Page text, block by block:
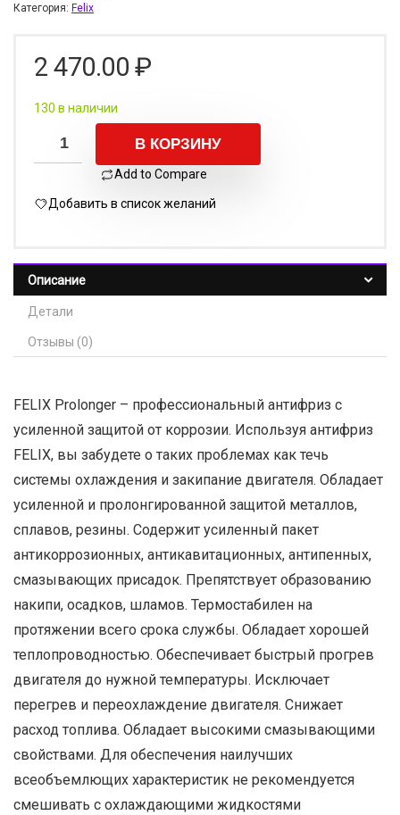
Категория: Felix
2 470.00 ₽
130 в наличии
В КОРЗИНУ
Add to Compare
Добавить в список желаний
Описание
Детали
Отзывы (0)
FELIX Prolonger – профессиональный антифриз с
усиленной защитой от коррозии. Используя антифриз
FELIX, вы забудете о таких проблемах как течь
системы охлаждения и закипание двигателя. Обладает
усиленной и пролонгированной защитой металлов,
сплавов, резины. Содержит усиленный пакет
антикоррозионных, антикавитационных, антипенных,
смазывающих присадок. Препятствует образованию
накипи, осадков, шламов. Термостабилен на
протяжении всего срока службы. Обладает хорошей
теплопроводностью. Обеспечивает быстрый прогрев
двигателя до нужной температуры. Исключает
перегрев и переохлаждение двигателя. Снижает
расход топлива. Обладает высокими смазывающими
свойствами. Для обеспечения наилучших
всеобъемлющих характеристик не рекомендуется
смешивать с охлаждающими жидкостями